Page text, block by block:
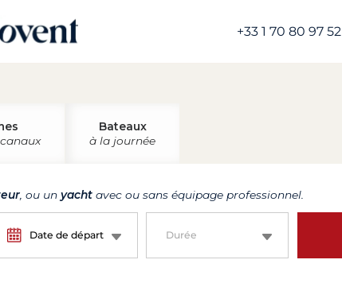
+33 1 70 80 97 52
Bateaux
à la journée
, ou un yacht avec ou sans équipage professionnel.
Date de départ Durée